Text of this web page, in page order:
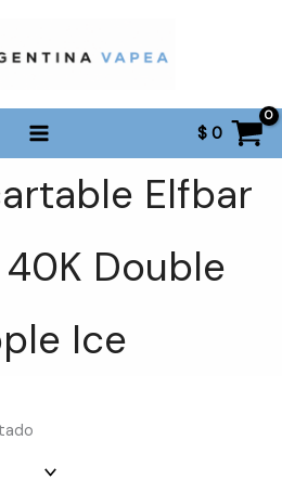
$0
Elfbar
40K Double
Ice